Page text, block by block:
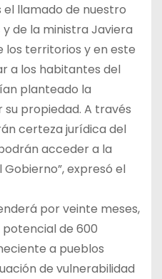
llamado de nuestro
de la ministra Javiera
los territorios y en este
a los habitantes del
planteado la
propiedad. A través
certeza jurídica del
acceder a la
expresó el
por veinte meses,
de 600
a pueblos
de vulnerabilidad